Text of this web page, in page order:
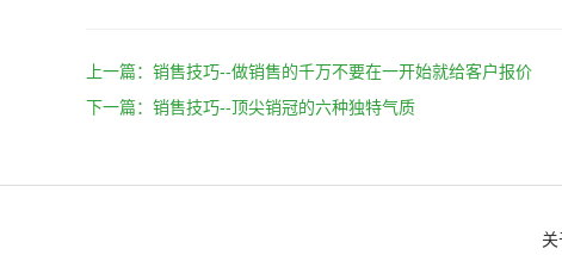
上一篇： 销售技巧--做销售的千万不要在一开始就给客户报价
下一篇： 销售技巧--顶尖销冠的六种独特气质
关